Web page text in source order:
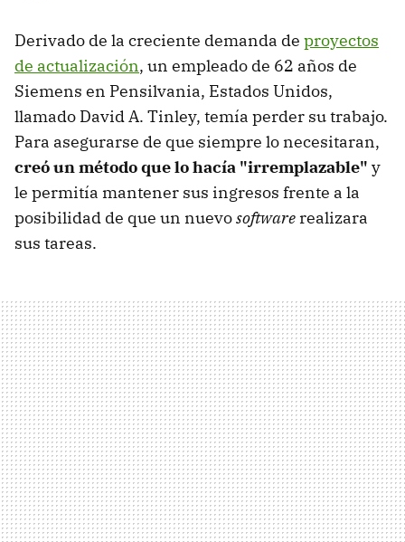
Derivado de la creciente demanda de proyectos
de actualización, un empleado de 62 años de
Siemens en Pensilvania, Estados Unidos,
llamado David A. Tinley, temía perder su trabajo.
Para asegurarse de que siempre lo necesitaran,
creó un método que lo hacía "irremplazable" y
le permitía mantener sus ingresos frente a la
posibilidad de que un nuevosoftware realizara
sus tareas.